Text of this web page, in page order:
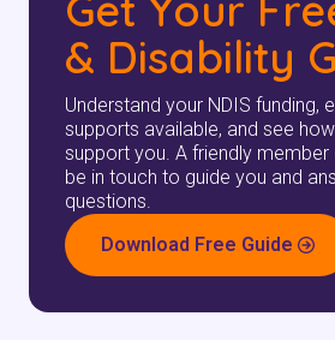
& Disability
Understand your NDIS funding,
supports available, and see
support you. A friendly
be in touch to guide you and
questions.
Download Free Guide